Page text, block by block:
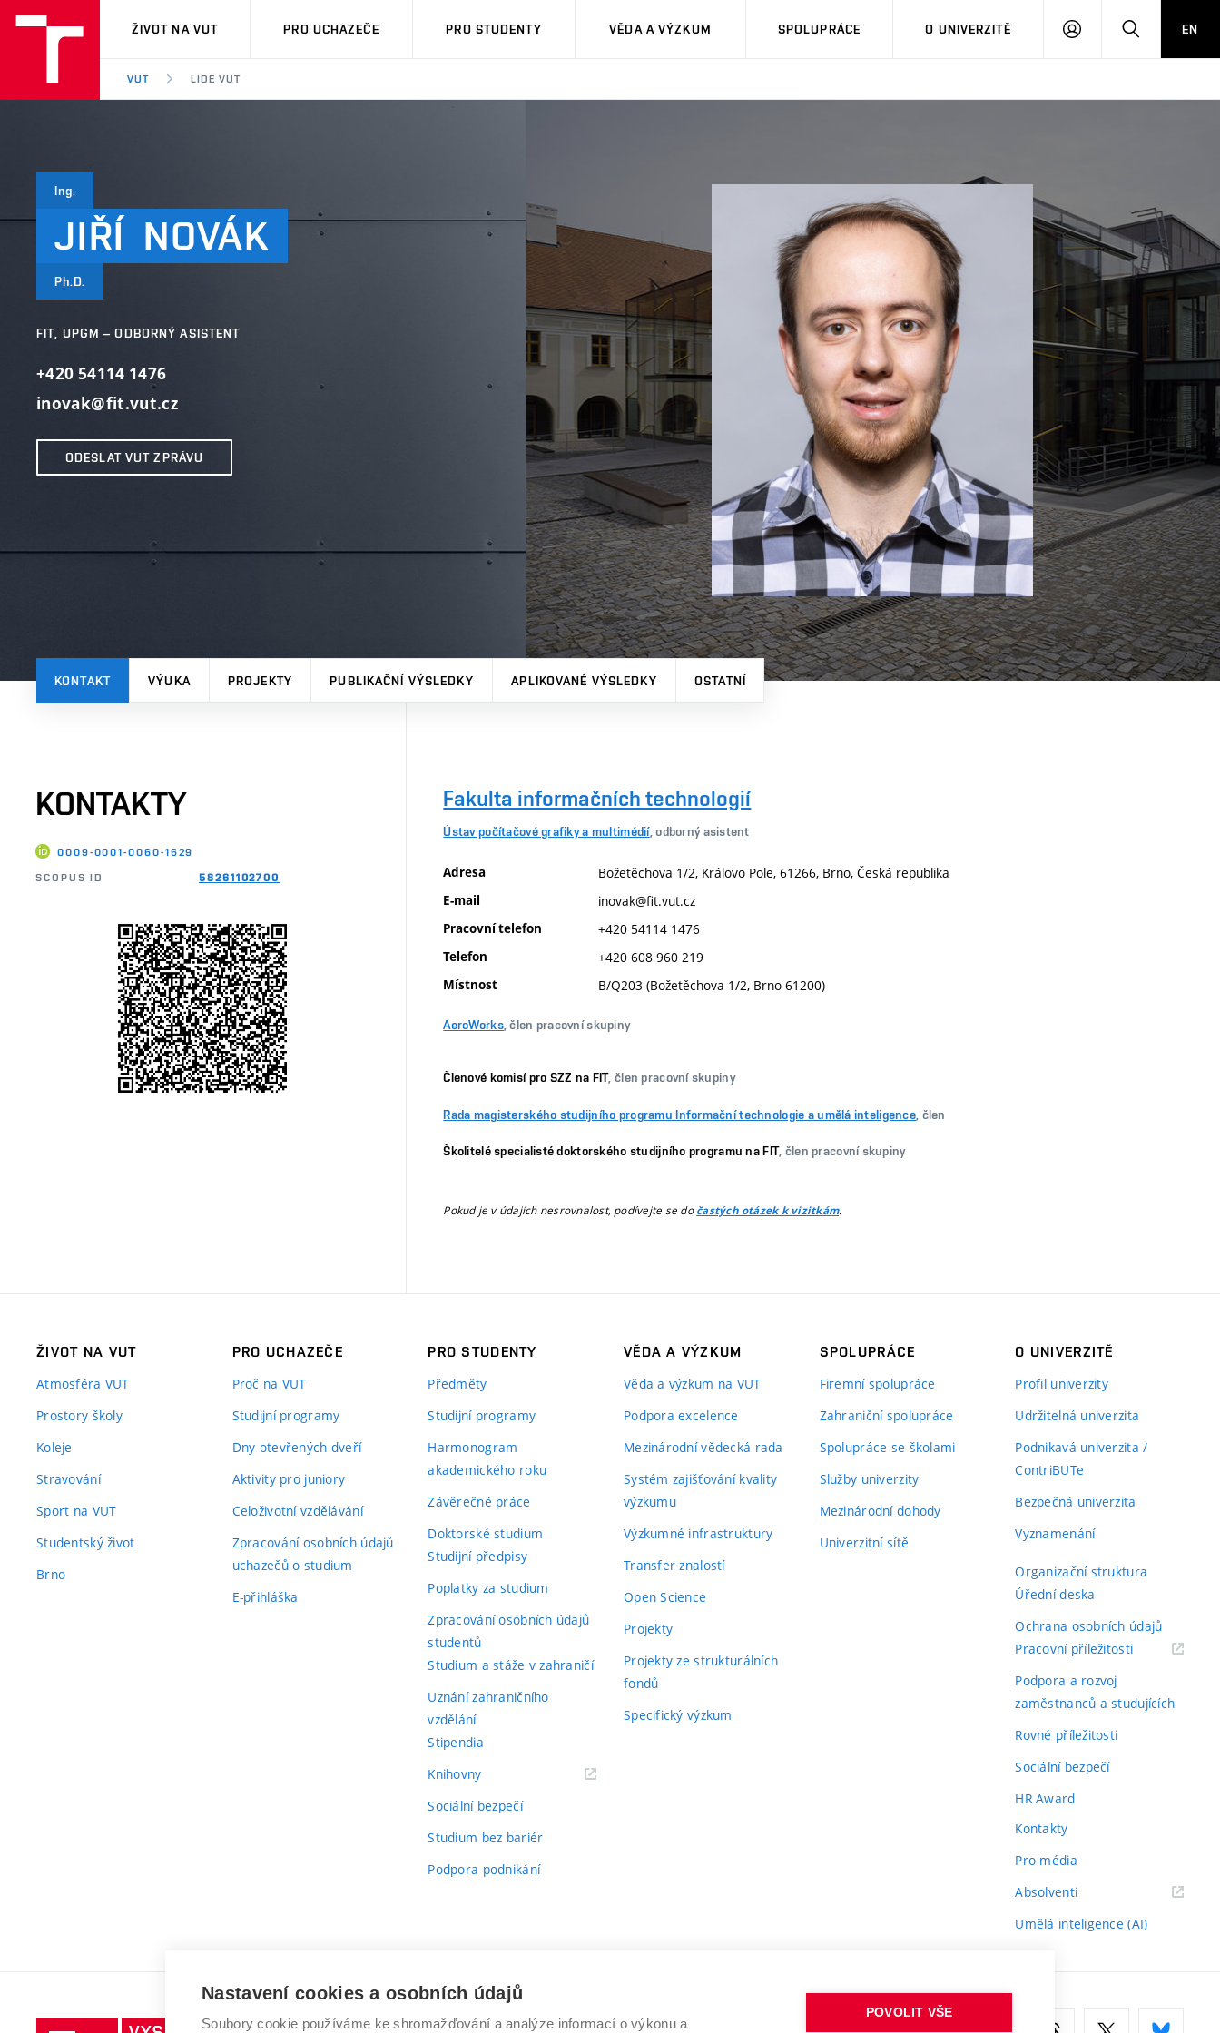
VUT
ŽIVOT NA VUT PRO UCHAZEČE PRO STUDENTY VĚDA A VÝZKUM SPOLUPRÁCE O UNIVERZITĚ
PŘIHLÁSIT HLEDATEN
VUT LIDÉ VUT
Ing.
JIŘÍ NOVÁK
Ph.D.
FIT, UPGM – ODBORNÝ ASISTENT
+420 54114 1476
inovak@fit.vut.cz
ODESLAT VUT ZPRÁVU
KONTAKT VÝUKA PROJEKTY PUBLIKAČNÍ VÝSLEDKY APLIKOVANÉ VÝSLEDKY OSTATNÍ
KONTAKTY
0009-0001-0060-1629
SCOPUS ID 58261102700
Fakulta informačních technologií
Ústav počítačové grafiky a multimédií, odborný asistent
Adresa Božetěchova 1/2, Královo Pole, 61266, Brno, Česká republika
E-mail inovak@fit.vut.cz
Pracovní telefon +420 54114 1476
Telefon +420 608 960 219
Místnost B/Q203 (Božetěchova 1/2, Brno 61200)
AeroWorks, člen pracovní skupiny
Členové komisí pro SZZ na FIT, člen pracovní skupiny
Rada magisterského studijního programu Informační technologie a umělá inteligence , člen
Školitelé specialisté doktorského studijního programu na FIT, člen pracovní skupiny
Pokud je v údajích nesrovnalost, podívejte se dočastých otázek k vizitkám.
ŽIVOT NA VUT
Atmosféra VUT
Prostory školy
Koleje
Stravování
Sport na VUT
Studentský život
Brno
PRO UCHAZEČE
Proč na VUT
Studijní programy
Dny otevřených dveří
Aktivity pro juniory
Celoživotní vzdělávání
Zpracování osobních údajů
uchazečů o studium
E-přihláška
PRO STUDENTY
Předměty
Studijní programy
Harmonogram
akademického roku
Závěrečné práce
Doktorské studium
Studijní předpisy
Poplatky za studium
Zpracování osobních údajů
studentů
Studium a stáže v zahraničí
Uznání zahraničního
vzdělání
Stipendia
Knihovny(externí
Sociální bezpečí
Studium bez bariér
Podpora podnikání
VĚDA A VÝZKUM
Věda a výzkum na VUT
Podpora excelence
Mezinárodní vědecká rada
Systém zajišťování kvality
výzkumu
Výzkumné infrastruktury
Transfer znalostí
Open Science
Projekty
Projekty ze strukturálních
fondů
Specifický výzkum
SPOLUPRÁCE
Firemní spolupráce
Zahraniční spolupráce
Spolupráce se školami
Služby univerzity
Mezinárodní dohody
Univerzitní sítě
O UNIVERZITĚ
Profil univerzity
Udržitelná univerzita
Podnikavá univerzita /
ContriBUTe
Bezpečná univerzita
Vyznamenání
Organizační struktura
Úřední deska
Ochrana osobních údajů
Pracovní příležitosti(externí
Podpora a rozvoj
zaměstnanců a studujících
Rovné příležitosti
Sociální bezpečí
HR Award
Kontakty
Pro média
Absolventi(externí
Umělá inteligence (AI)
Vysoké
Nastavení cookies a osobních údajů
Soubory cookie používáme ke shromažďování a analýze informací o výkonu a
POVOLIT VŠE